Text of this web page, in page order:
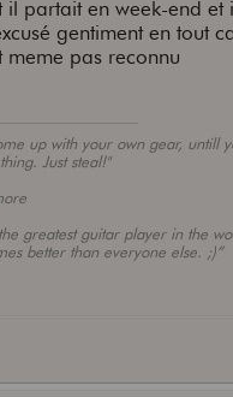
il partait en week-end et
gentiment en tout
meme pas reconnu
up with your own gear, untill
Just steal!"
greatest guitar player in the
better than everyone else. ;)”